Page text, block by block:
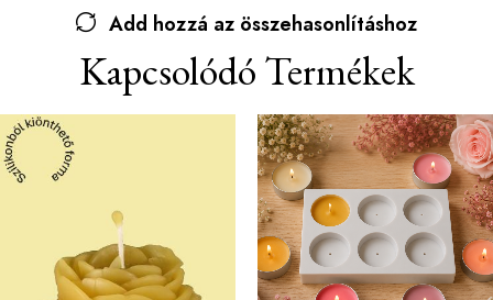
Add hozzá az összehasonlításhoz
Kapcsolódó Termékek